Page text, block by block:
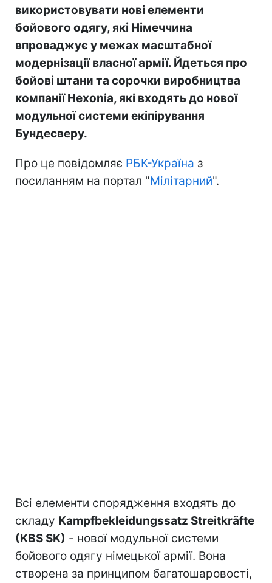
використовувати нові елементи
бойового одягу, які Німеччина
впроваджує у межах масштабної
модернізації власної армії. Йдеться про
бойові штани та сорочки виробництва
компанії Hexonia, які входять до нової
модульної системи екіпірування
Бундесверу.
Про це повідомляє РБК-Україна з
посиланням на портал "Мілітарний".
Всі елементи спорядження входять до
складу Kampfbekleidungssatz Streitkräfte
(KBS SK) - нової модульної системи
бойового одягу німецької армії. Вона
створена за принципом багатошаровості,